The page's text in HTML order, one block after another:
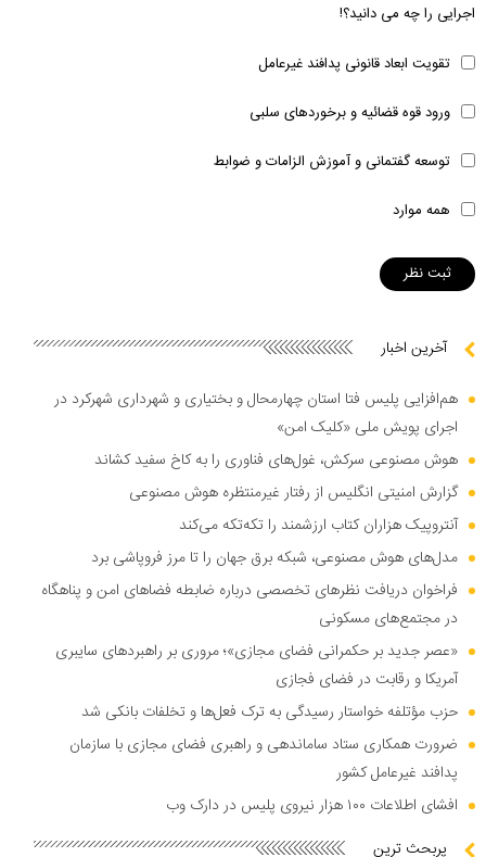
اجرایی را چه می دانید؟!
تقویت ابعاد قانونی پدافند غیرعامل
ورود قوه قضائیه و برخوردهای سلبی
توسعه گفتمانی و آموزش الزامات و ضوابط
همه موارد
آخرین اخبار
هم‌افزایی پلیس فتا استان چهارمحال و بختیاری و شهرداری شهرکرد در
اجرای پویش ملی «کلیک امن»
هوش مصنوعی سرکش، غول‌های فناوری را به کاخ سفید کشاند
گزارش امنیتی انگلیس از رفتار غیرمنتظره هوش مصنوعی
آنتروپیک هزاران کتاب ارزشمند را تکه‌تکه می‌کند
مدل‌های هوش مصنوعی، شبکه برق جهان را تا مرز فروپاشی برد
فراخوان دریافت نظر‌های تخصصی درباره ضابطه فضا‌های امن و پناهگاه
در مجتمع‌های مسکونی
«عصر جدید بر حکمرانی فضای مجازی»؛ مروری بر راهبرد‌های سایبری
آمریکا و رقابت در فضای فجازی
حزب مؤتلفه خواستار رسیدگی به ترک فعل‌ها و تخلفات بانکی شد
ضرورت همکاری ستاد ساماندهی و راهبری فضای مجازی با سازمان
پدافند غیرعامل کشور
افشای اطلاعات ۱۰۰ هزار نیروی پلیس در دارک وب
پربحث ترین